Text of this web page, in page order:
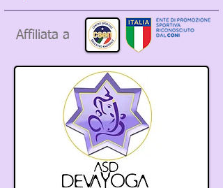
Affiliata a